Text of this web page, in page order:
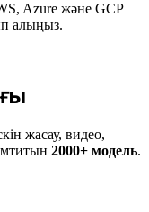
Azure және GCP
алыңыз.
жасау, видео,
2000+ модель.